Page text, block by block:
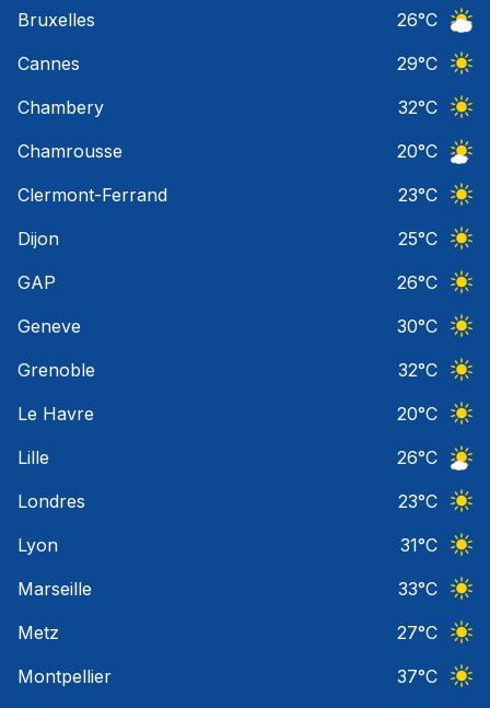
Bruxelles
26°C
Cannes
29°C
Chambery
32°C
Chamrousse
20°C
Clermont-Ferrand
23°C
Dijon
25°C
GAP
26°C
Geneve
30°C
Grenoble
32°C
Le Havre
20°C
Lille
26°C
Londres
23°C
Lyon
31°C
Marseille
33°C
Metz
27°C
Montpellier
37°C